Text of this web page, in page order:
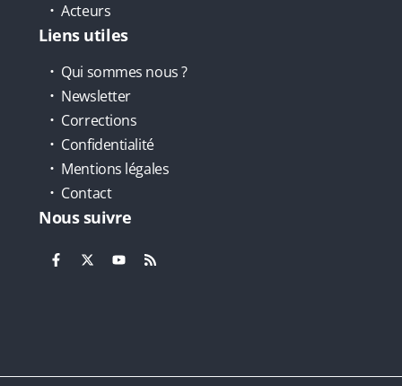
Acteurs
Liens utiles
Qui sommes nous ?
Newsletter
Corrections
Confidentialité
Mentions légales
Contact
Nous suivre